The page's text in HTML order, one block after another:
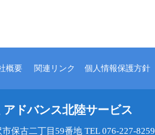
概要 関連リンク 個人情報保護方針
ドバンス北陸サービス
保古二丁目59番地 TEL 076-227-8259